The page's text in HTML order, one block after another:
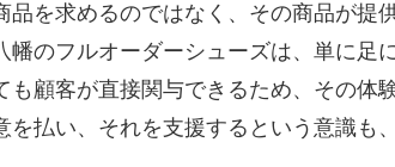
品を求めるのではなく、その商品が提
幡のフルオーダーシューズは、単に足
も顧客が直接関与できるため、その体
を払い、それを支援するという意識も